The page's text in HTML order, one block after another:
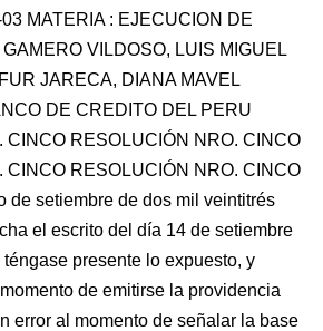
MATERIA : EJECUCION DE
VILDOSO, LUIS MIGUEL
JARECA, DIANA MAVEL
DE CREDITO DEL PERU
CINCO RESOLUCIÓN NRO. CINCO
CINCO RESOLUCIÓN NRO. CINCO
de setiembre de dos mil veintitrés
el escrito del día 14 de setiembre
presente lo expuesto, y
de emitirse la providencia
error al momento de señalar la base